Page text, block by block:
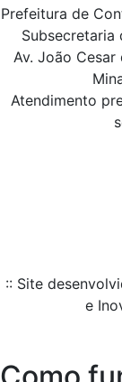
Prefeitura de
Subsecretaria
Av. João Cesar
Atendimento
:: Site
e